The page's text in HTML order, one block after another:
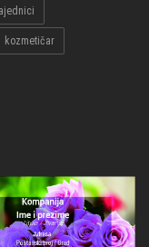
kozmetičar